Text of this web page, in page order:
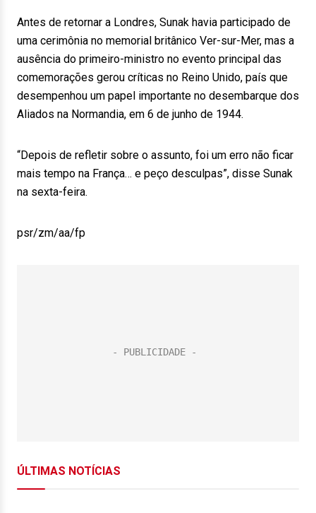
Antes de retornar a Londres, Sunak havia participado de
uma cerimônia no memorial britânico Ver-sur-Mer, mas a
ausência do primeiro-ministro no evento principal das
comemorações gerou críticas no Reino Unido, país que
desempenhou um papel importante no desembarque dos
Aliados na Normandia, em 6 de junho de 1944.
“Depois de refletir sobre o assunto, foi um erro não ficar
mais tempo na França… e peço desculpas”, disse Sunak
na sexta-feira.
psr/zm/aa/fp